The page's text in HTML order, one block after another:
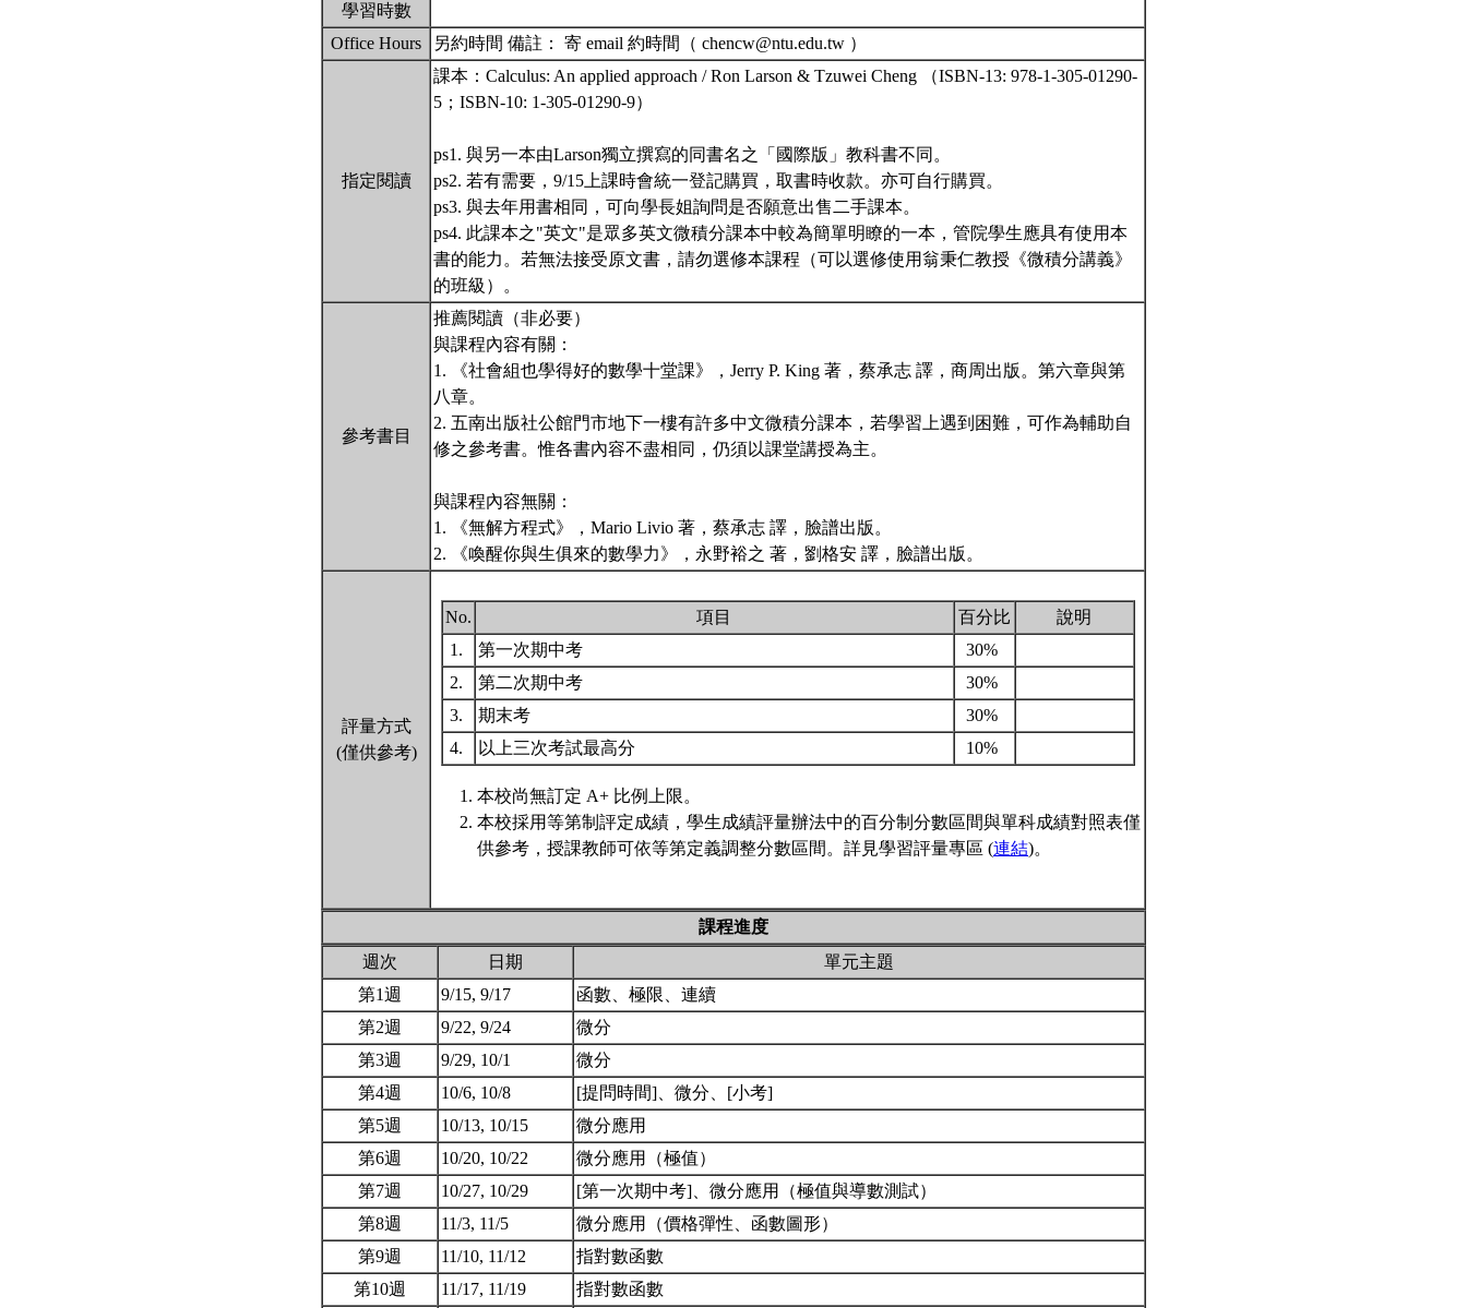
學習時數
Office Hours
另約時間 備註： 寄 email 約時間（ chencw@ntu.edu.tw ）
指定閱讀
課本：Calculus: An applied approach / Ron Larson & Tzuwei Cheng （ISBN-13: 978-1-305-01290-
5；ISBN-10: 1-305-01290-9）
ps1. 與另一本由Larson獨立撰寫的同書名之「國際版」教科書不同。
ps2. 若有需要，9/15上課時會統一登記購買，取書時收款。亦可自行購買。
ps3. 與去年用書相同，可向學長姐詢問是否願意出售二手課本。
ps4. 此課本之"英文"是眾多英文微積分課本中較為簡單明瞭的一本，管院學生應具有使用本
書的能力。若無法接受原文書，請勿選修本課程（可以選修使用翁秉仁教授《微積分講義》
的班級）。
參考書目
推薦閱讀（非必要）
與課程內容有關：
1. 《社會組也學得好的數學十堂課》，Jerry P. King 著，蔡承志 譯，商周出版。第六章與第
八章。
2. 五南出版社公館門市地下一樓有許多中文微積分課本，若學習上遇到困難，可作為輔助自
修之參考書。惟各書內容不盡相同，仍須以課堂講授為主。
與課程內容無關：
1. 《無解方程式》，Mario Livio 著，蔡承志 譯，臉譜出版。
2. 《喚醒你與生俱來的數學力》，永野裕之 著，劉格安 譯，臉譜出版。
評量方式
(僅供參考)
No. 項目 百分比
說明
1.
第一次期中考
30%
2.
第二次期中考
30%
3.
期末考
30%
4.
以上三次考試最高分 10%
本校尚無訂定 A+ 比例上限。
本校採用等第制評定成績，學生成績評量辦法中的百分制分數區間與單科成績對照表僅
供參考，授課教師可依等第定義調整分數區間。詳見學習評量專區 (連結)。
課程進度
週次
日期
單元主題
第1週
9/15, 9/17
函數、極限、連續
第2週
9/22, 9/24
微分
第3週
9/29, 10/1
微分
第4週
10/6, 10/8
[提問時間]、微分、[小考]
第5週
10/13, 10/15
微分應用
第6週
10/20, 10/22
微分應用（極值）
第7週
10/27, 10/29
[第一次期中考]、微分應用（極值與導數測試）
第8週
11/3, 11/5
微分應用（價格彈性、函數圖形）
第9週
11/10, 11/12
指對數函數
第10週
11/17, 11/19 指對數函數